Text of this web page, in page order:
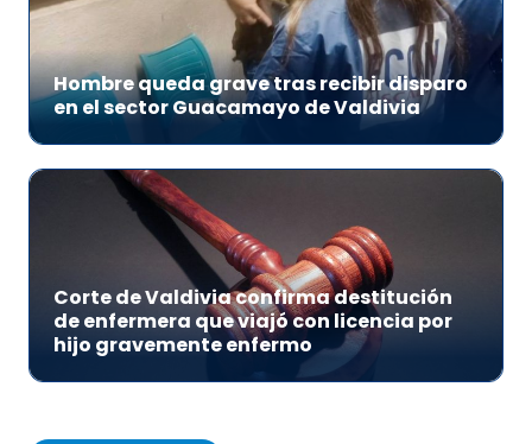
Hombre queda grave tras recibir disparo
en el sector Guacamayo de Valdivia
Corte de Valdivia confirma destitución
de enfermera que viajó con licencia por
hijo gravemente enfermo